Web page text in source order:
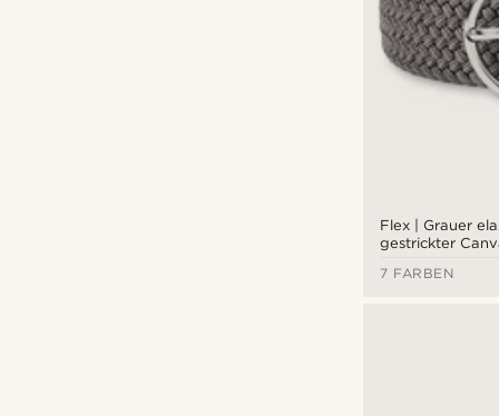
Flex | Grauer
gestrickter
7 FARBEN